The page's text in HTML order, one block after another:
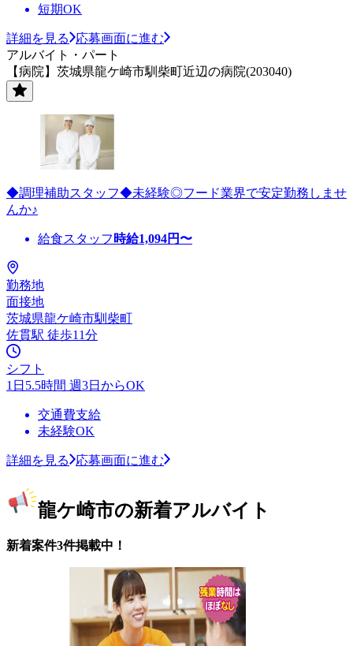
短期OK
詳細を見る
応募画面に進む
アルバイト・パート
【病院】茨城県龍ケ崎市馴柴町近辺の病院(203040)
◆調理補助スタッフ◆未経験◎フード業界で安定勤務しませ
んか♪
給食スタッフ 時給1,094円〜
勤務地
面接地
茨城県龍ケ崎市馴柴町
佐貫駅 徒歩11分
シフト
1日5.5時間 週3日からOK
交通費支給
未経験OK
詳細を見る 応募画面に進む
龍ケ崎市の新着アルバイト
新着案件3件掲載中！